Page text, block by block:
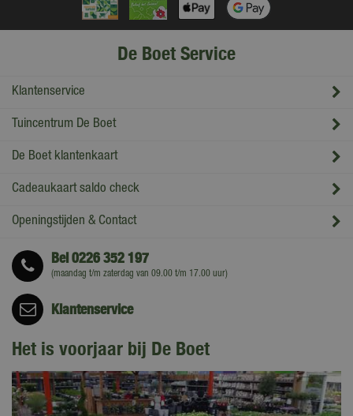
De Boet Service
Klantenservice
Tuincentrum De Boet
De Boet klantenkaart
Cadeaukaart saldo check
Openingstijden & Contact
Bel0226 352 197
(maandag t/m zaterdag van 09.00 t/m 17.00 uur)
Klantenservice
Het is voorjaar bij De Boet